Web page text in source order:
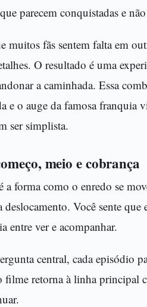
parecem conquistadas e
fãs sentem falta em
O resultado é uma
a caminhada. Essa
e o auge da famosa
ser simplista.
meio e cobrança
forma como o enredo se
Você sente
entre ver e acompanhar.
central, cada episódio
retorna à linha principal